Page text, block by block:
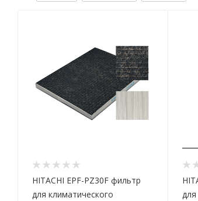
HITACHI EPF-PZ30F фильтр
для климатического